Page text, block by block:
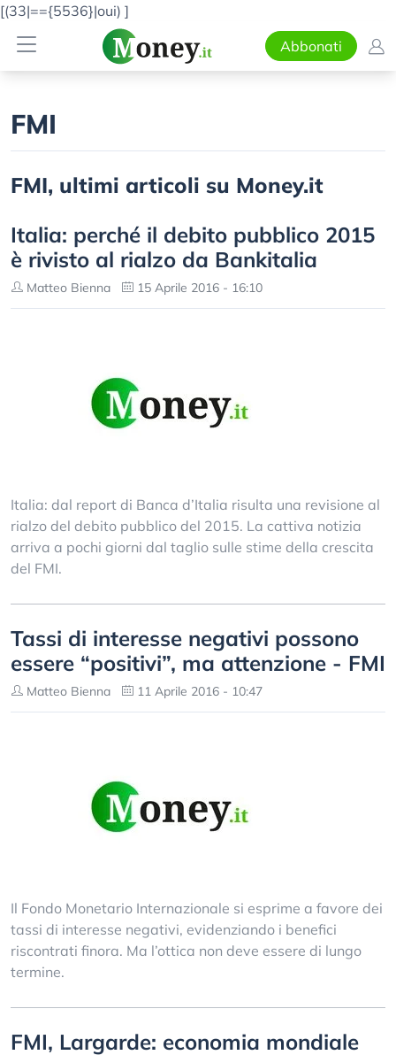
[(33|=={5536}|oui) ]
Abbonati
FMI
FMI, ultimi articoli su Money.it
Italia: perché il debito pubblico 2015
è rivisto al rialzo da Bankitalia
Matteo Bienna 15 Aprile 2016 - 16:10
Italia: dal report di Banca d’Italia risulta una revisione al
rialzo del debito pubblico del 2015. La cattiva notizia
arriva a pochi giorni dal taglio sulle stime della crescita
del FMI.
Tassi di interesse negativi possono
essere “positivi”, ma attenzione - FMI
Matteo Bienna 11 Aprile 2016 - 10:47
Il Fondo Monetario Internazionale si esprime a favore dei
tassi di interesse negativi, evidenziando i benefici
riscontrati finora. Ma l’ottica non deve essere di lungo
termine.
FMI, Largarde: economia mondiale